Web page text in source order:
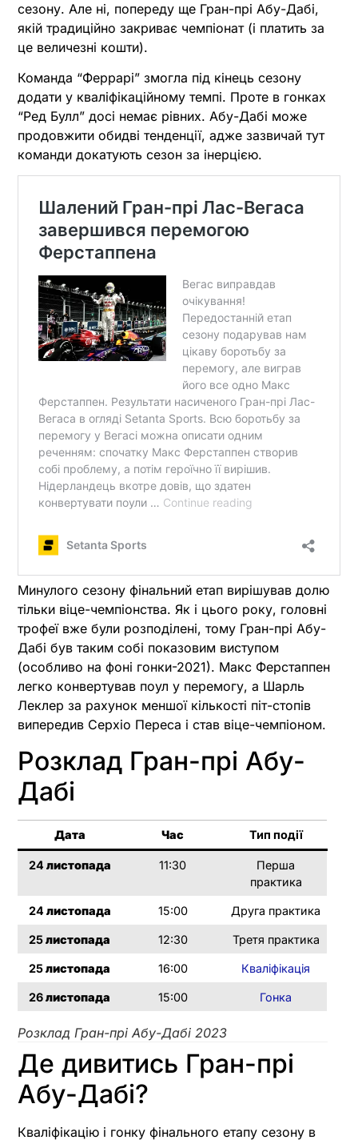
сезону. Але ні, попереду ще Гран-прі Абу-Дабі,
якій традиційно закриває чемпіонат (і платить за
це величезні кошти).
Команда “Феррарі” змогла під кінець сезону
додати у кваліфікаційному темпі. Проте в гонках
“Ред Булл” досі немає рівних. Абу-Дабі може
продовжити обидві тенденції, адже зазвичай тут
команди докатують сезон за інерцією.
Минулого сезону фінальний етап вирішував долю
тільки віце-чемпіонства. Як і цього року, головні
трофеї вже були розподілені, тому Гран-прі Абу-
Дабі був таким собі показовим виступом
(особливо на фоні гонки-2021). Макс Ферстаппен
легко конвертував поул у перемогу, а Шарль
Леклер за рахунок меншої кількості піт-стопів
випередив Серхіо Переса і став віце-чемпіоном.
Розклад Гран-прі Абу-
Дабі
Дата Час Тип події
24 листопада 11:30
Перша
практика
24 листопада 15:00 Друга практика
25листопада 12:30 Третя практика
25листопада 16:00 Кваліфікація
26листопада 15:00 Гонка
Розклад Гран-прі Абу-Дабі 2023
Де дивитись Гран-прі
Абу-Дабі?
Кваліфікацію і гонку фінального етапу сезону в